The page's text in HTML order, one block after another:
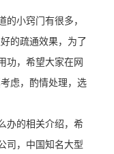
的小窍门有很多，
的疏通效果， 为了
功，希望大家在网
虑，酌情处理，选
办的相关介绍，希
司，中国知名大型